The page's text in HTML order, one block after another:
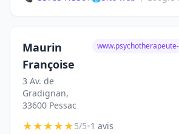
Maurin
Françoise
3 Av. de
Gradignan,
33600 Pessac
★★★★★5/5•1 avis